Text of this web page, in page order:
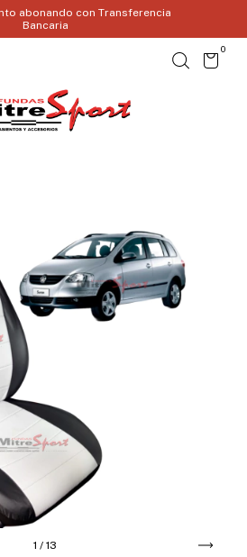
abonando con Transferencia
Bancaria
0
1 / 13